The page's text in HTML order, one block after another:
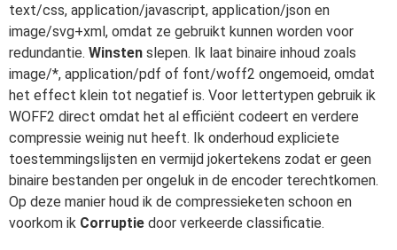
text/css, application/javascript, application/json en
image/svg+xml, omdat ze gebruikt kunnen worden voor
redundantie. Winsten slepen. Ik laat binaire inhoud zoals
image/*, application/pdf of font/woff2 ongemoeid, omdat
het effect klein tot negatief is. Voor lettertypen gebruik ik
WOFF2 direct omdat het al efficiënt codeert en verdere
compressie weinig nut heeft. Ik onderhoud expliciete
toestemmingslijsten en vermijd jokertekens zodat er geen
binaire bestanden per ongeluk in de encoder terechtkomen.
Op deze manier houd ik de compressieketen schoon en
voorkom ik Corruptie door verkeerde classificatie.